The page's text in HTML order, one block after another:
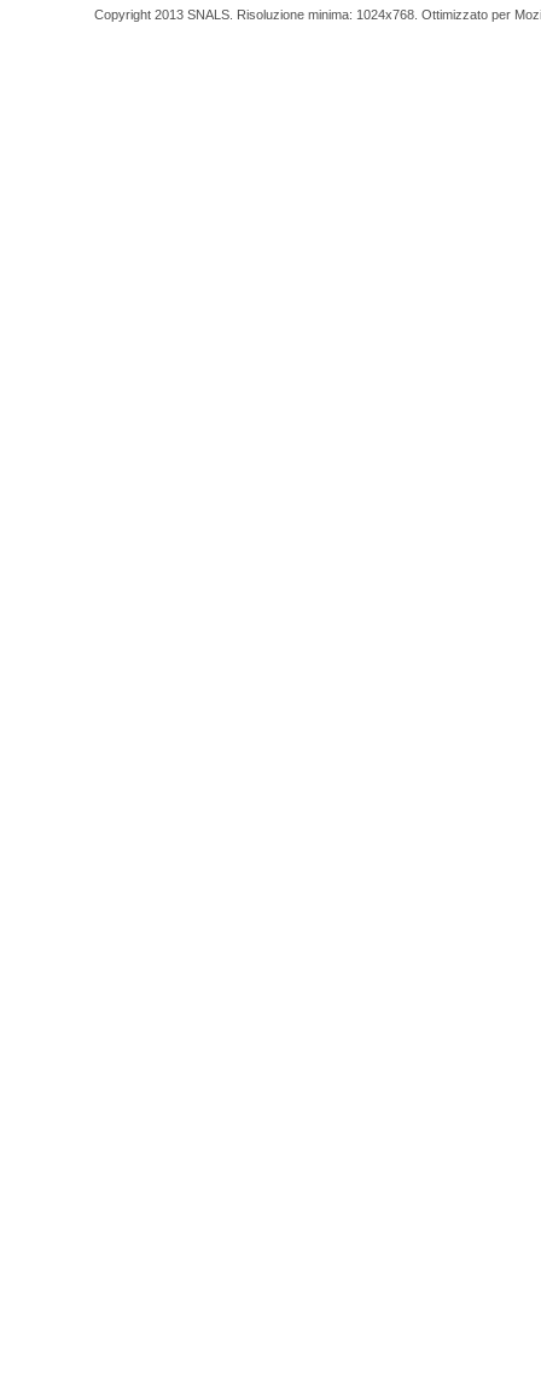
Copyright 2013 SNALS. Risoluzione minima: 1024x768. Ottimizzato per